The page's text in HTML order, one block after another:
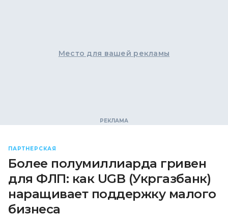
Место для вашей рекламы
ПАРТНЕРСКАЯ
Более полумиллиарда гривен
для ФЛП: как UGB (Укргазбанк)
наращивает поддержку малого
бизнеса